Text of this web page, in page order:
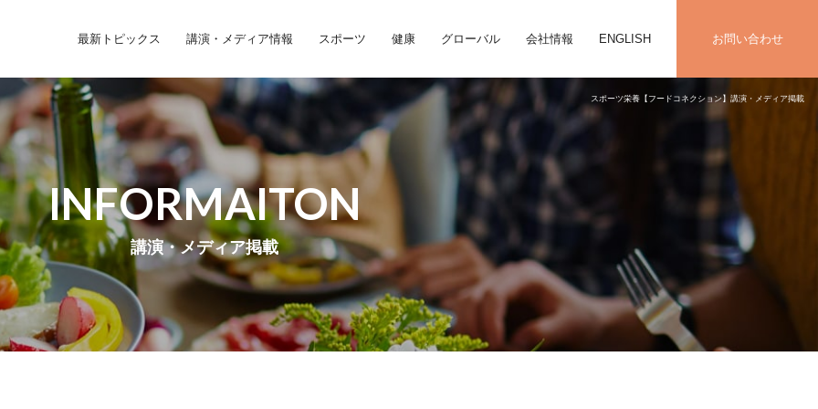
最新トピックス 講演・メディア情報 スポーツ 健康 グローバル 会社情報 ENGLISH お問い合わせ
スポーツ栄養【フードコネクション】講演・メディア掲載
INFORMAITON
講演・メディア掲載